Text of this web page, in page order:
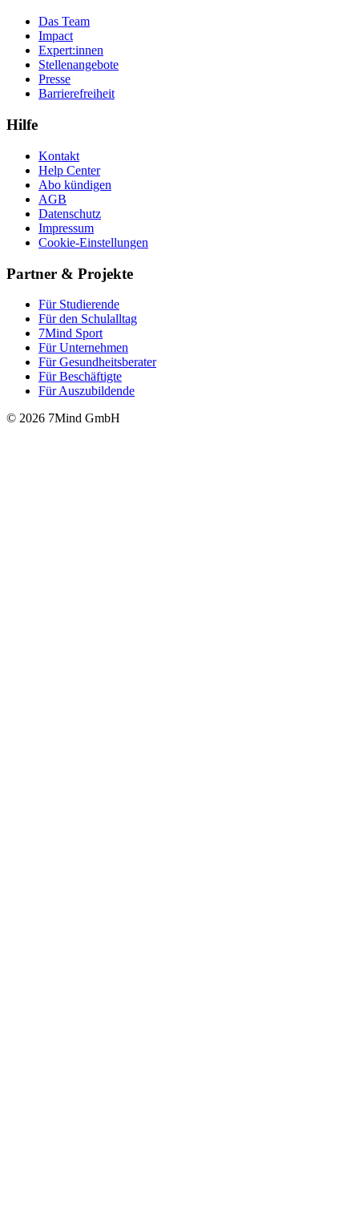
Das Team
Impact
Expert:innen
Stellenangebote
Presse
Barrierefreiheit
Hilfe
Kontakt
Help Center
Abo kündigen
AGB
Datenschutz
Impressum
Cookie-Einstellungen
Partner & Projekte
Für Stu­die­rende
Für den Schulalltag
7Mind Sport
Für Unter­neh­men
Für Gesund­heits­be­ra­ter
Für Beschäftigte
Für Auszubildende
© 2026 7Mind GmbH